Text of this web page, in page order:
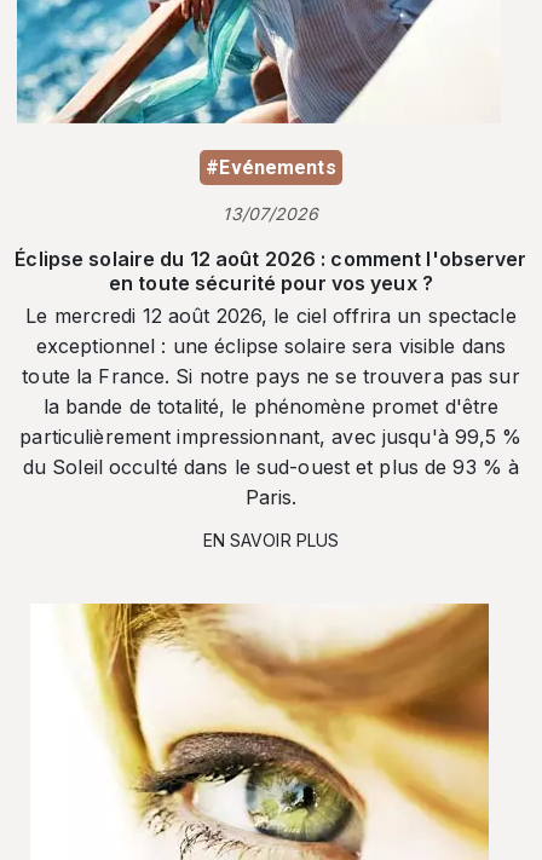
#Evénements
13/07/2026
Éclipse solaire du 12 août 2026 : comment l'observer
en toute sécurité pour vos yeux ?
Le mercredi 12 août 2026, le ciel offrira un spectacle
exceptionnel : une éclipse solaire sera visible dans
toute la France. Si notre pays ne se trouvera pas sur
la bande de totalité, le phénomène promet d'être
particulièrement impressionnant, avec jusqu'à 99,5 %
du Soleil occulté dans le sud-ouest et plus de 93 % à
Paris.
EN SAVOIR PLUS